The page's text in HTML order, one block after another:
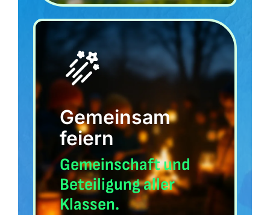
Gemeinsam
feiern
Gemeinschaft und
Beteiligung aller
Klassen.